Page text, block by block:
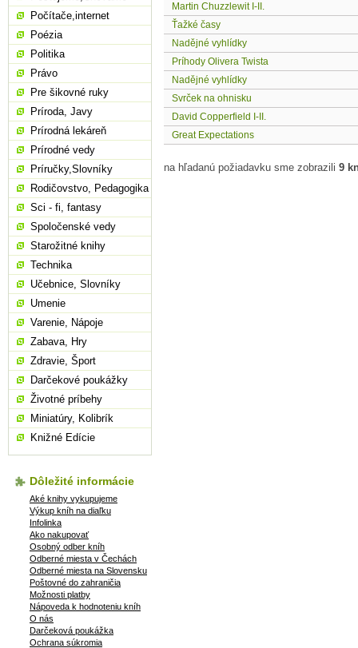
Martin Chuzzlewit I-II.
Ťažké časy
Nadějné vyhlídky
Príhody Olivera Twista
Nadějné vyhlídky
Svrček na ohnisku
David Copperfield I-II.
Great Expectations
na hľadanú požiadavku sme zobrazili 9
Počítače,internet
Poézia
Politika
Právo
Pre šikovné ruky
Príroda, Javy
Prírodná lekáreň
Prírodné vedy
Príručky,Slovníky
Rodičovstvo, Pedagogika
Sci - fi, fantasy
Spoločenské vedy
Starožitné knihy
Technika
Učebnice, Slovníky
Umenie
Varenie, Nápoje
Zabava, Hry
Zdravie, Šport
Darčekové poukážky
Životné príbehy
Miniatúry, Kolibrík
Knižné Edície
Dôležité informácie
Aké knihy vykupujeme
Výkup kníh na diaľku
Infolinka
Ako nakupovať
Osobný odber kníh
Odberné miesta v Čechách
Odberné miesta na Slovensku
Poštovné do zahraničia
Možnosti platby
Nápoveda k hodnoteniu kníh
O nás
Darčeková poukážka
Ochrana súkromia